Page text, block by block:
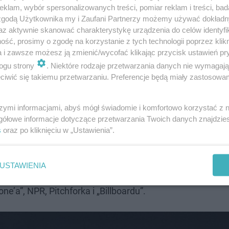
Olivii „natychmiastowym klasykiem”, „The Los
przesiąkniętym charyzmą” albumie. „GUTS” trafiło na
na najwyższej pozycji listy Billboard 200.
a sama Olivia znajdowała się na szczycie
Billboardu. Każdy utwór z „GUTS” trafił do Top 40
artystką w historii, której wszystkie piosenki z
się w podsumowaniach najlepszych płyt 2023 r.
NPR, Pitchforka i „Billboardu”.
wybór spersonalizowanych treści, pomiar reklam i treści,
Użytkownika my i Zaufani Partnerzy możemy używać
aktywnie skanować charakterystykę urządzenia do celów
prosimy o zgodę na korzystanie z tych technologii poprzez
i zawsze możesz ją zmienić/wycofać klikając przycisk ustawień
strony
. Niektóre rodzaje przetwarzania danych nie
się takiemu przetwarzaniu. Preferencje będą miały
informacjami, abyś mógł świadomie i komfortowo korzystać z
informacje dotyczące przetwarzania Twoich danych
oraz po kliknięciu w „Ustawienia”.
USTAWIENIA